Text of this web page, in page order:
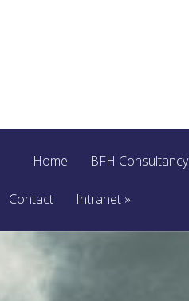
Home BFH Consultancy
Contact Intranet»